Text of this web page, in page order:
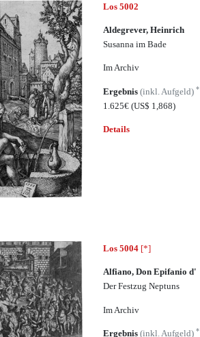
Los 5002
Aldegrever, Heinrich
Susanna im Bade
Im Archiv
Ergebnis (inkl. Aufgeld) *
1.625€ (US$ 1,868)
Details
Los 5004[*]
Alfiano, Don Epifanio d'
Der Festzug Neptuns
Im Archiv
Ergebnis (inkl. Aufgeld) *